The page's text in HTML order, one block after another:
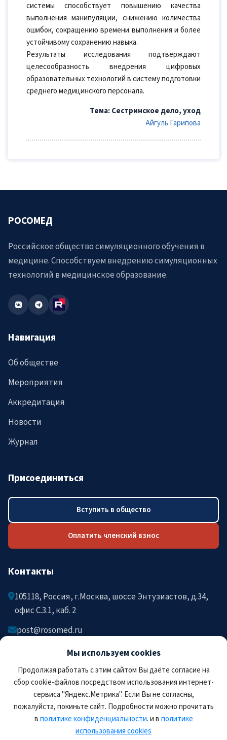
Мы используем cookies
Продолжая работать с этим сайтом Вы даёте согласие на
сбор cookie-файлов посредством использования интернет-
сервиса "Яндекс.Метрика". Если Вы не согласны,
пожалуйста, покиньте сайт. Подробности можно прочитать
вполитике конфиденциальности. и вполитике
использования cookies
системы способствует повышению качества
выполнения манипуляции, снижению количества
ошибок, сокращению времени выполнения и более
устойчивому сохранению навыка.
Результаты исследования подтверждают
целесообразность внедрения цифровых
образовательных технологий в систему подготовки
среднего медицинского персонала.
Тема: Сестринское дело, уход
Айгуль Гарипова
РОСОМЕД
Российское общество симуляционного обучения в
медицине. Способствуем внедрению симуляционных
технологий в медицинское образование.
Навигация
Об обществе
Мероприятия
Аккредитация
Новости
Журнал
Присоединиться
Вступить в общество
Оплатить членский взнос
Контакты
105118, Россия, г.Москва, шоссе Энтузиастов, д.34,
офис C.3.1, каб. 2
post@rosomed.ru
+7-903-729-09-87
+7-910-880-36-92